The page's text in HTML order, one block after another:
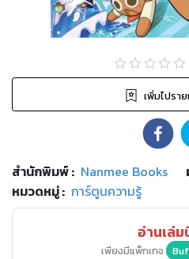
เพิ่มไปรา
สำนักพิมพ์: Nanmee Books
หมวดหมู่: การ์ตูนความรู้
อ่านเล่
เพียงมีแพ็กเกจ